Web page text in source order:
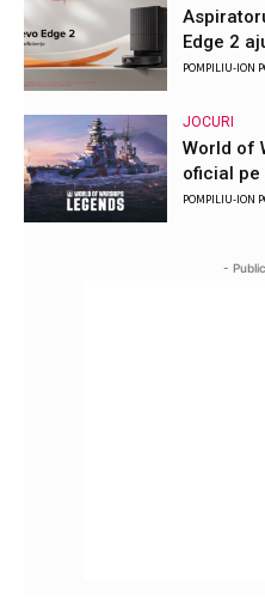
Edge 2
POMPILIU-ION
JOCURI
World of
oficial pe
POMPILIU-ION
-